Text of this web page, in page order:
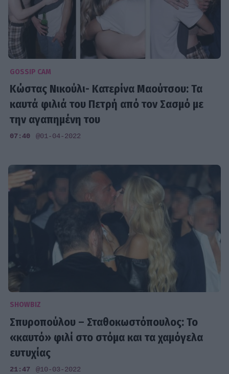
GOSSIP CAM
Κώστας Νικούλι- Κατερίνα Μαούτσου: Τα
καυτά φιλιά του Πετρή από τον Σασμό με
την αγαπημένη του
07:40 @01-04-2022
SHOWBIZ
Σπυροπούλου – Σταθοκωστόπουλος: Το
«καυτό» φιλί στο στόμα και τα χαμόγελα
ευτυχίας
21:47 @10-03-2022